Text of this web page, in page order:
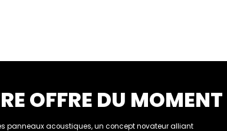
OFFRE DU MOMENT
panneaux acoustiques, un concept novateur alliant